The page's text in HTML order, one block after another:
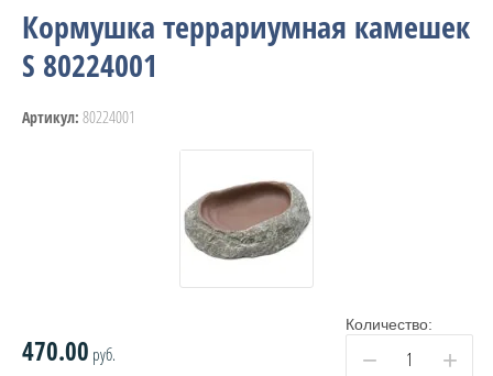
Кормушка террариумная камешек
S 80224001
Артикул: 80224001
470.00 руб.
Количество:
− +